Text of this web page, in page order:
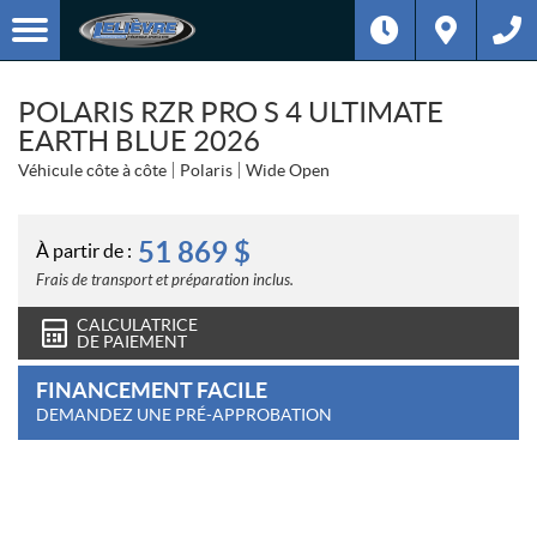
POLARIS RZR PRO S 4 ULTIMATE
EARTH BLUE 2026
Véhicule côte à côte Polaris Wide Open
À partir de : 51 869 $
Frais de transport et préparation inclus.
CALCULATRICE
DE PAIEMENT
FINANCEMENT FACILE
DEMANDEZ UNE PRÉ-APPROBATION